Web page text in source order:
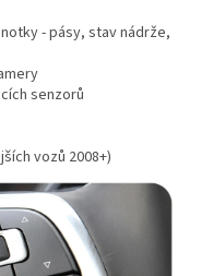
- pásy, stav nádrže,
senzorů
vozů 2008+)